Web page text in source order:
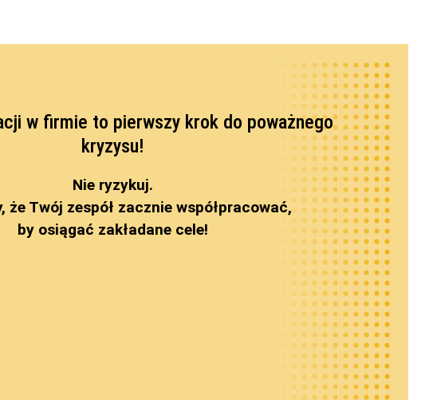
w firmie to pierwszy krok do poważnego
kryzysu!
Nie ryzykuj.
że Twój zespół zacznie współpracować,
by osiągać zakładane cele!